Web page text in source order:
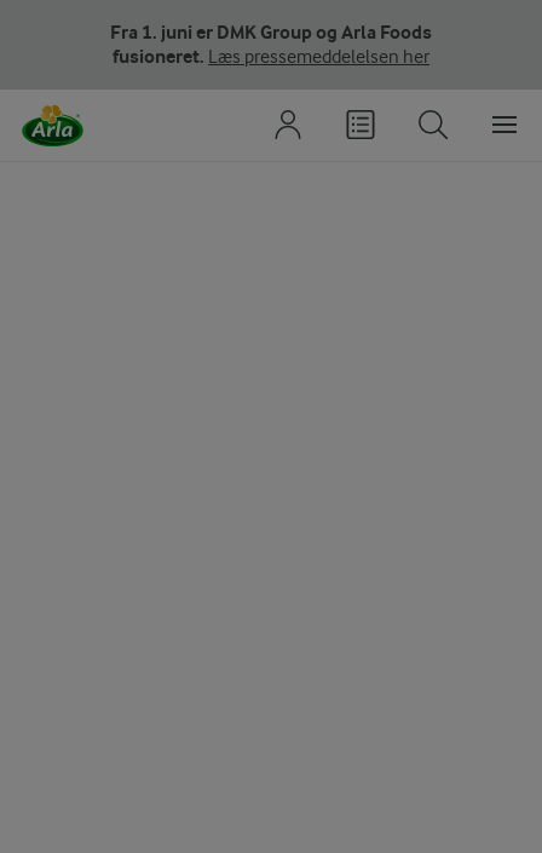
Fra 1. juni er DMK Group og Arla Foods
fusioneret. Læs pressemeddelelsen her